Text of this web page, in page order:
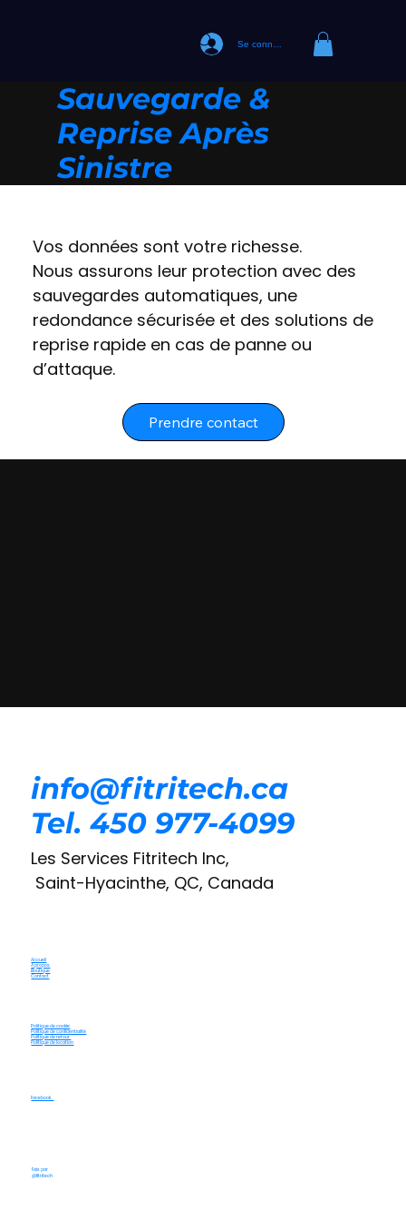
Se connecter
Sauvegarde &
Reprise Après
Sinistre
Vos données sont votre richesse.
Nous assurons leur protection avec des
sauvegardes automatiques, une
redondance sécurisée et des solutions de
reprise rapide en cas de panne ou
d’attaque.
Prendre contact
info@fitritech.ca
Tel. 450 977-4099
Les Services Fitritech Inc,
Saint-Hyacinthe, QC, Canada
Accueil
À propos
Boutique
Contact
Politique de cookie
Politique de confidentialité
Politique de retour
Politique de location
Facebook
Fais par
@fitritech